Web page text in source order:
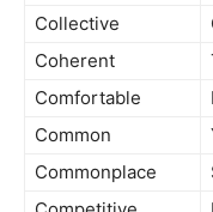
Collective
Coherent
Comfortable
Common
Commonplace